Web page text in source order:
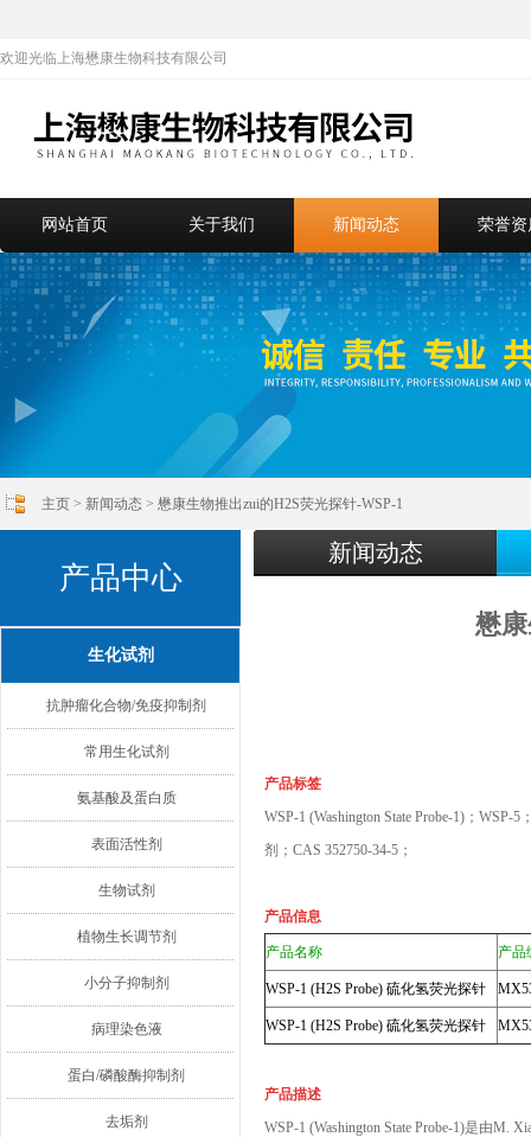
欢迎光临上海懋康生物科技有限公司
网站首页 关于我们 新闻动态 荣誉资
主页 > 新闻动态 > 懋康生物推出zui的H2S荧光探针-WSP-1
产品中心
生化试剂
抗肿瘤化合物/免疫抑制剂
常用生化试剂
氨基酸及蛋白质
表面活性剂
生物试剂
植物生长调节剂
小分子抑制剂
病理染色液
蛋白/磷酸酶抑制剂
去垢剂
新闻动态
懋
产品标签
WSP-1 (Washington State Probe-1)；
剂；CAS 352750-34-5；
产品信息
产品名称 产品
WSP-1 (H2S Probe) 硫化氢荧光探针
WSP-1 (H2S Probe) 硫化氢荧光探针
产品描述
WSP-1 (Washington State Probe-1)是由